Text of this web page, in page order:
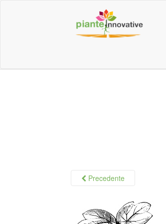
Precedente